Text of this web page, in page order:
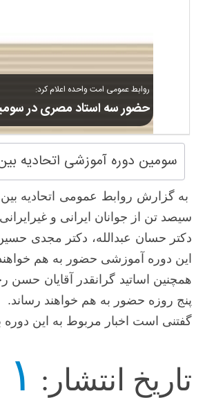
روابط عمومی امت واحده اعلام کرد:
حضور سه استاد مصری در
سومین دوره آموزشی اتحادیه
به گزارش روابط عمومی اتحادیه
سیصد تن از جوانان ایرانی و
دکتر حسان عبدالله، دکتر مجدی
این دوره آموزشی حضور به هم
همچنین اساتید گرانقدر آقایان
پنج روزه حضور به هم خواهند رساند.
گفتنی است اخبار مربوط به این
تاریخ انتشار: ۱ دهه پیش